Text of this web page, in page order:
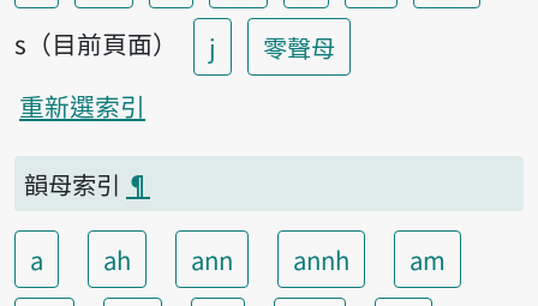
s（目前頁面）
j
零聲母
重新選索引
韻母索引 ¶
a ah ann annh
am